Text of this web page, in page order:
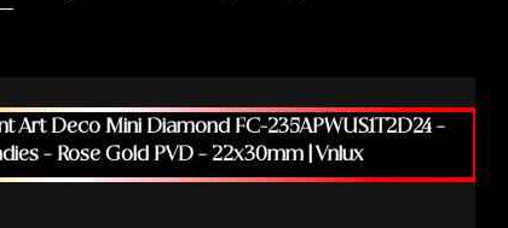
Art Deco Mini Diamond FC-235APWUS1T2D24 –
– Rose Gold PVD – 22x30mm | Vnlux